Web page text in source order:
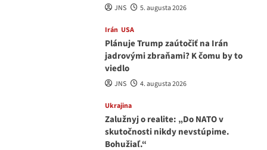
JNS 5. augusta 2026
Irán USA
Plánuje Trump zaútočiť na Irán
jadrovými zbraňami? K čomu by to
viedlo
JNS 4. augusta 2026
Ukrajina
Zalužnyj o realite: „Do NATO v
skutočnosti nikdy nevstúpime.
Bohužiaľ.“